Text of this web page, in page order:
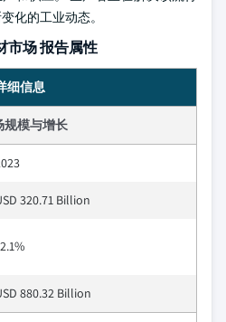
化的工业动态。
市场 报告属性
细信息
规模与增长
320.71 Billion
880.32 Billion